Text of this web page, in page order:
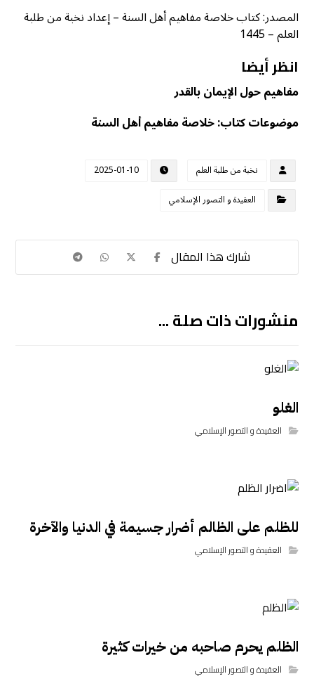
المصدر: كتاب خلاصة مفاهيم أهل السنة – إعداد نخبة من طلبة
العلم – 1445
انظر أيضا
مفاهيم حول الإيمان بالقدر
موضوعات كتاب: خلاصة مفاهيم أهل السنة
نخبة من طلبة العلم
2025-01-10
العقيدة و التصور الإسلامي
منشورات ذات صلة ...
الغلو
العقيدة و التصور الإسلامي
للظلم على الظالم أضرار جسيمة في الدنيا والآخرة
العقيدة و التصور الإسلامي
الظلم يحرم صاحبه من خيرات كثيرة
العقيدة و التصور الإسلامي